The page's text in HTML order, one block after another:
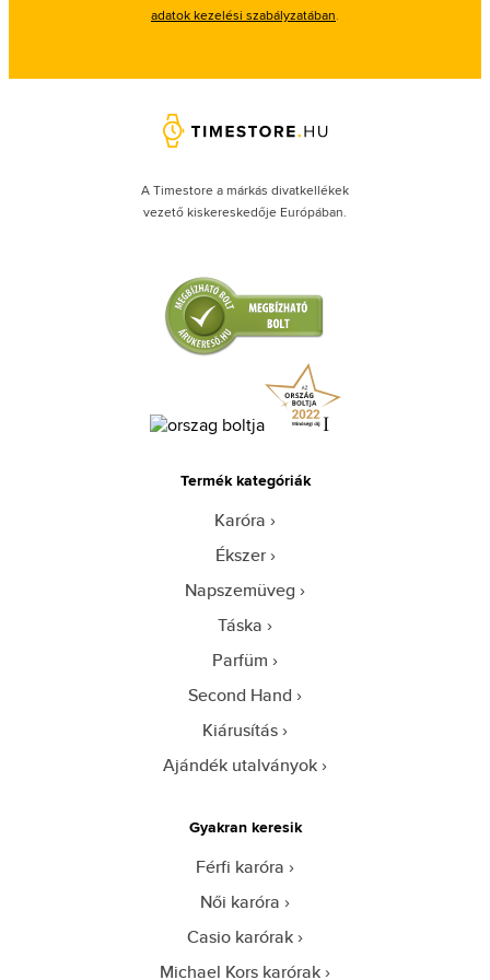
adatok kezelési szabályzatában.
A Timestore a márkás divatkellékek
vezető kiskereskedője Európában.
Termék kategóriák
Karóra
Ékszer
Napszemüveg
Táska
Parfüm
Second Hand
Kiárusítás
Ajándék utalványok
Gyakran keresik
Férfi karóra
Női karóra
Casio karórak
Michael Kors karórak